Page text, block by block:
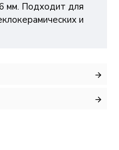
мм. Подходит для
и